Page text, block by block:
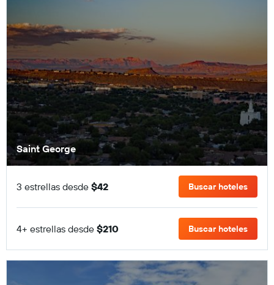
Saint George
3 estrellas desde $42 Buscar hoteles
4+ estrellas desde $210 Buscar hoteles